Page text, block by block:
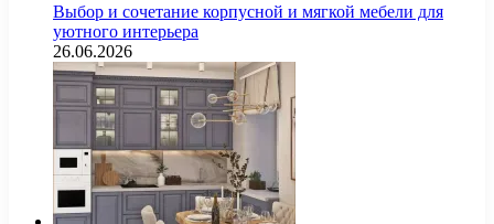
Выбор и сочетание корпусной и мягкой мебели для
уютного интерьера
26.06.2026